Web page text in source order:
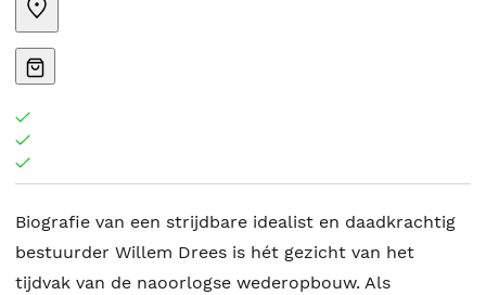
Biografie van een strijdbare idealist en daadkrachtig
bestuurder Willem Drees is hét gezicht van het
tijdvak van de naoorlogse wederopbouw. Als